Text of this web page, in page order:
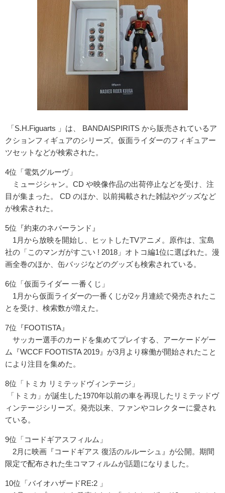
「S.H.Figuarts 」は、 BANDAISPIRITS から販売されているア
クションフィギュアのシリーズ。仮面ライダーのフィギュアー
ツセットなどが検索された。
4位「電気グルーヴ」
ミュージシャン。CD や映像作品の出荷停止などを受け、注
目が集まった。 CD のほか、以前掲載された雑誌やグッズなど
が検索された。
5位『約束のネバーランド』
1月から放映を開始し、ヒットしたTVアニメ。原作は、宝島
社の「このマンガがすごい ! 2018」オトコ編1位に選ばれた。漫
画全巻のほか、缶バッジなどのグッズも検索されている。
6位「仮面ライダー 一番くじ」
1月から仮面ライダーの一番くじが2ヶ月連続で発売されたこ
とを受け、検索数が増えた。
7位『FOOTISTA』
サッカー選手のカードを集めてプレイする、アーケードゲー
ム『WCCF FOOTISTA 2019』が3月より稼働が開始されたこと
により注目を集めた。
8位「トミカ リミテッドヴィンテージ」
「トミカ」が誕生した1970年以前の車を再現したリミテッドヴ
ィンテージシリーズ。発売以来、ファンやコレクターに愛され
ている。
9位「コードギアスフィルム」
2月に映画『コードギアス 復活のルルーシュ』が公開。期間
限定で配布された生コマフィルムが話題になりました。
10位「バイオハザードRE:2 」